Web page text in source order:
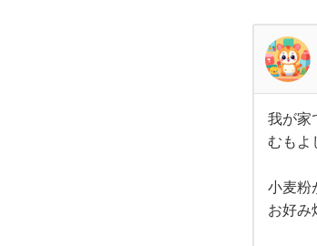
スト
ック
して
でれ
ば
我が
家で
んが
大活
躍し
我が家
むもよ
小麦粉
お好み